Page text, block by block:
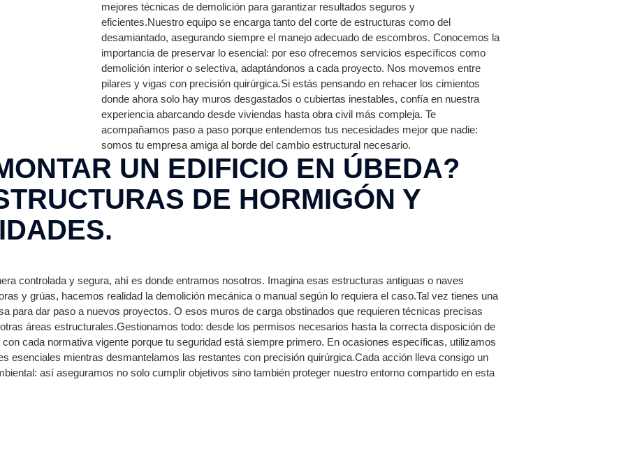
mejores técnicas de demolición para garantizar resultados seguros y
eficientes.Nuestro equipo se encarga tanto del corte de estructuras como del
desamiantado, asegurando siempre el manejo adecuado de escombros. Conocemos la
importancia de preservar lo esencial: por eso ofrecemos servicios específicos como
demolición interior o selectiva, adaptándonos a cada proyecto. Nos movemos entre
pilares y vigas con precisión quirúrgica.Si estás pensando en rehacer los cimientos
donde ahora solo hay muros desgastados o cubiertas inestables, confía en nuestra
experiencia abarcando desde viviendas hasta obra civil más compleja. Te
acompañamos paso a paso porque entendemos tus necesidades mejor que nadie:
somos tu empresa amiga al borde del cambio estructural necesario.
UN EDIFICIO EN ÚBEDA?
DE HORMIGÓN Y
controlada y segura, ahí es donde entramos nosotros. Imagina esas estructuras antiguas o naves
y grúas, hacemos realidad la demolición mecánica o manual según lo requiera el caso.Tal vez tienes una
para dar paso a nuevos proyectos. O esos muros de carga obstinados que requieren técnicas precisas
áreas estructurales.Gestionamos todo: desde los permisos necesarios hasta la correcta disposición de
cada normativa vigente porque tu seguridad está siempre primero. En ocasiones específicas, utilizamos
esenciales mientras desmantelamos las restantes con precisión quirúrgica.Cada acción lleva consigo un
así aseguramos no solo cumplir objetivos sino también proteger nuestro entorno compartido en esta